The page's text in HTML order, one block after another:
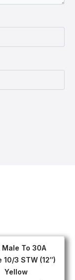
Male To 30A
10/3 STW (12″)
Yellow